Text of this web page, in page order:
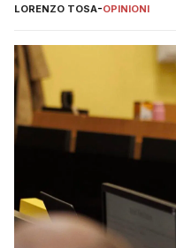
LORENZO TOSA-OPINIONI